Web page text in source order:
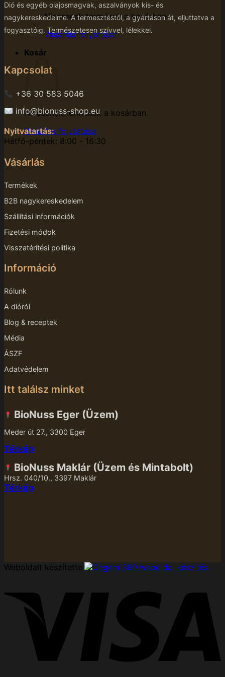
Nincsenek termékek a kosárban.
Vásárlás folytatása
Kosár
Nincsenek termékek a kosárban.
Vásárlás folytatása
Dió és egyéb olajosmagvak, aszalványok kis- és
nagykereskedelme. A termesztéstől, a gyártáson át, eljuttatva a
fogyasztóig. Természetesen szívvel, lélekkel.
Kapcsolat
+36 30 583 5046
info@bionuss-shop.eu
Nyitvatartás:
Hétfő-péntek: 8:00 - 16:30
Vásárlás
Termékek
B2B nagykereskedelem
Szállítási információk
Fizetési módok
Visszatérítési politika
Információ
Rólunk
A dióról
Blog & receptek
Média
ÁSZF
Adatvédelem
Itt találsz minket
BioNuss Eger (Üzem)
Meder út 27., 3300 Eger
Térkép
BioNuss Maklár (Üzem és Mintabolt)
Hrsz. 040/10., 3397 Maklár
Térkép
Weboldalt készítette: